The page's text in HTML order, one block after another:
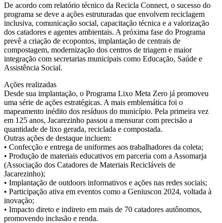
De acordo com relatório técnico da Recicla Connect, o sucesso do
programa se deve a ações estruturadas que envolvem reciclagem
inclusiva, comunicação social, capacitação técnica e a valorização
dos catadores e agentes ambientais. A próxima fase do Programa
prevê a criação de ecopontos, implantação de centrais de
compostagem, modernização dos centros de triagem e maior
integração com secretarias municipais como Educação, Saúde e
Assistência Social.
Ações realizadas
Desde sua implantação, o Programa Lixo Meta Zero já promoveu
uma série de ações estratégicas. A mais emblemática foi o
mapeamento inédito dos resíduos do município. Pela primeira vez
em 125 anos, Jacarezinho passou a mensurar com precisão a
quantidade de lixo gerada, reciclada e compostada.
Outras ações de destaque incluem:
• Confecção e entrega de uniformes aos trabalhadores da coleta;
• Produção de materiais educativos em parceria com a Assomarja
(Associação dos Catadores de Materiais Recicláveis de
Jacarezinho);
• Implantação de outdoors informativos e ações nas redes sociais;
• Participação ativa em eventos como a Geniuscon 2024, voltada à
inovação;
• Impacto direto e indireto em mais de 70 catadores autônomos,
promovendo inclusão e renda.